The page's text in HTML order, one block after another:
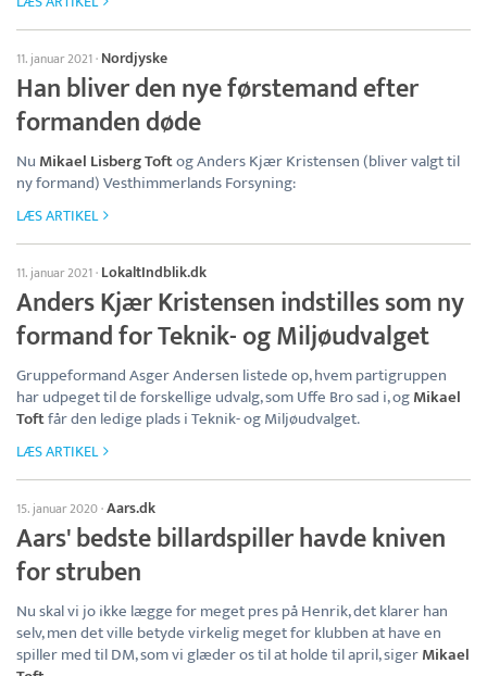
11. januar 2021· Nordjyske
Han bliver den nye førstemand efter
formanden døde
Nu Mikael Lisberg Toftog Anders Kjær Kristensen (bliver valgt til
ny formand) Vesthimmerlands Forsyning:
LÆS ARTIKEL
11. januar 2021· LokaltIndblik.dk
Anders Kjær Kristensen indstilles som ny
formand for Teknik- og Miljøudvalget
Gruppeformand Asger Andersen listede op, hvem partigruppen
har udpeget til de forskellige udvalg, som Uffe Bro sad i, ogMikael
Toftfår den ledige plads i Teknik- og Miljøudvalget.
LÆS ARTIKEL
15. januar 2020·Aars.dk
Aars' bedste billardspiller havde kniven
for struben
Nu skal vi jo ikke lægge for meget pres på Henrik, det klarer han
selv, men det ville betyde virkelig meget for klubben at have en
spiller med til DM, som vi glæder os til at holde til april, sigerMikael